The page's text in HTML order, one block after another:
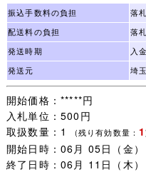
評価新規の方は［責任をも
に質問欄からお約束くださ
(「 入札します 」だけは不
が入札をお取り消しするこ
未連絡 未入金 キャンセルの
に困っています。
（いたずら落札は随時必ず
迷惑な方はごく一部で評価
が完了します。
一部の方のために誠に申し
振込手数料の負担 落
配送料の負担 落
発送時期 入
発送元 埼
開始価格：*****円
入札単位：500円
取扱数量：1
(残り有効数量： 1
開始日時：06月 05日（金
終了日時：06月 11日（木